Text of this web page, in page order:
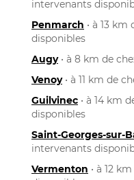
intervenants
Penmarch • à 13
disponibles
Augy• à 8 km de
Venoy• à 11 km de
Guilvinec • à 14 km
disponibles
Saint-Georges-sur-
intervenants
Vermenton • à 12